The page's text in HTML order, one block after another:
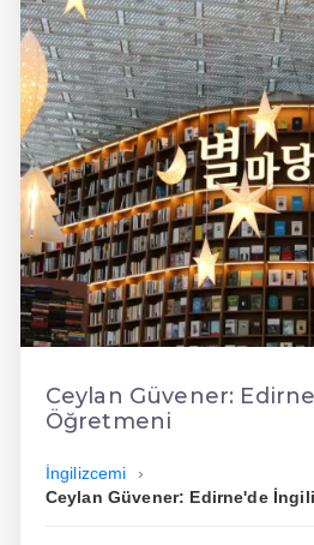
Anasayfa
5 Günde İngilizce
İngilizce
Dil Eğitimi
En Hızlı İngilizce
En Kolay İngilizce
En Ucuz İngilizce
En Uygun İngilizce
Ceylan Güvener:
Öğretmeni
İngilizcemi
Ceylan Güvener: Edirne'de